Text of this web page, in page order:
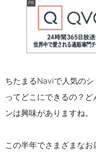
ちたまるNaviで人気のシ
ってどこにできるの？
ンは興味がありますね。
この半年でさまざまなお